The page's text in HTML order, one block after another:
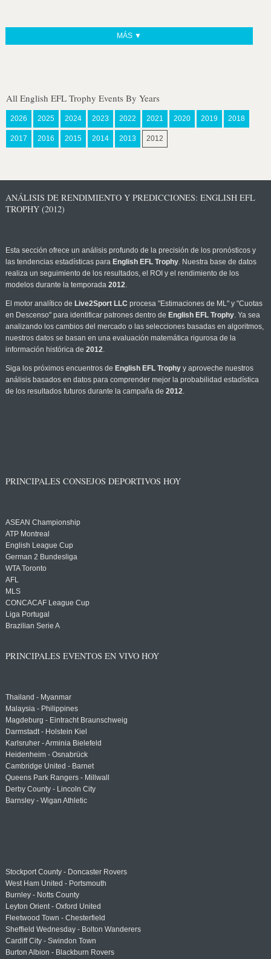
MÁS ▼
All English EFL Trophy Events By Years
2026 2025 2024 2023 2022 2021 2020 2019 2018
2017 2016 2015 2014 2013 2012
ANÁLISIS DE RENDIMIENTO Y PREDICCIONES: ENGLISH EFL
TROPHY (2012)
Esta sección ofrece un análisis profundo de la precisión de los pronósticos y
las tendencias estadísticas para English EFL Trophy. Nuestra base de datos
realiza un seguimiento de los resultados, el ROI y el rendimiento de los
modelos durante la temporada 2012.
El motor analítico de Live2Sport LLC procesa "Estimaciones de ML" y "Cuotas
en Descenso" para identificar patrones dentro de English EFL Trophy. Ya sea
analizando los cambios del mercado o las selecciones basadas en algoritmos,
nuestros datos se basan en una evaluación matemática rigurosa de la
información histórica de 2012.
Siga los próximos encuentros de English EFL Trophyy aproveche nuestros
análisis basados en datos para comprender mejor la probabilidad estadística
de los resultados futuros durante la campaña de 2012.
PRINCIPALES CONSEJOS DEPORTIVOS HOY
ASEAN Championship
ATP Montreal
English League Cup
German 2 Bundesliga
WTA Toronto
AFL
MLS
CONCACAF League Cup
Liga Portugal
Brazilian Serie A
PRINCIPALES EVENTOS EN VIVO HOY
Thailand - Myanmar
Malaysia - Philippines
Magdeburg - Eintracht Braunschweig
Darmstadt - Holstein Kiel
Karlsruher - Arminia Bielefeld
Heidenheim - Osnabrück
Cambridge United - Barnet
Queens Park Rangers - Millwall
Derby County - Lincoln City
Barnsley - Wigan Athletic
Stockport County - Doncaster Rovers
West Ham United - Portsmouth
Burnley - Notts County
Leyton Orient - Oxford United
Fleetwood Town - Chesterfield
Sheffield Wednesday - Bolton Wanderers
Cardiff City - Swindon Town
Burton Albion - Blackburn Rovers